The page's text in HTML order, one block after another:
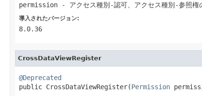
permission - アクセス種別-認可、アクセス種別-参照権
導入されたバージョン:
8.0.36
CrossDataViewRegister
@Deprecated
public CrossDataViewRegister(Permission